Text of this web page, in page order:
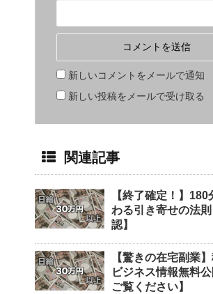
新しいコメントをメールで通知
新しい投稿をメールで受け取る
関連記事
【終了確定！】
わる引き寄せの法
認】
【驚きの在宅副業
ビジネス情報無料
ご覧ください】